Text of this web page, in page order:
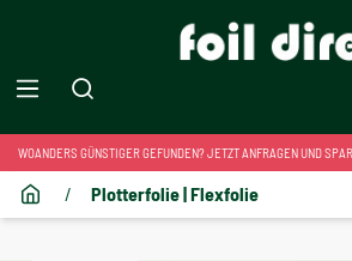
WOANDERS GÜNSTIGER GEFUNDEN? JETZT ANFRAGEN UND
/ Plotterfolie | Flexfolie